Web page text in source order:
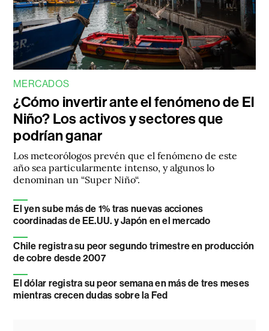
MERCADOS
¿Cómo invertir ante el fenómeno de El
Niño? Los activos y sectores que
podrían ganar
Los meteorólogos prevén que el fenómeno de este
año sea particularmente intenso, y algunos lo
denominan un “Super Niño“.
El yen sube más de 1% tras nuevas acciones
coordinadas de EE.UU. y Japón en el mercado
Chile registra su peor segundo trimestre en producción
de cobre desde 2007
El dólar registra su peor semana en más de tres meses
mientras crecen dudas sobre la Fed